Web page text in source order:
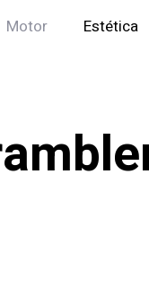
Motor Estética